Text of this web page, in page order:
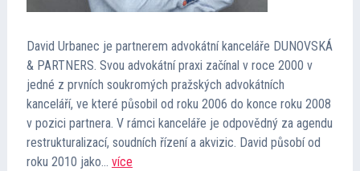
David Urbanec je partnerem advokátní kanceláře DUNOVSKÁ
& PARTNERS. Svou advokátní praxi začínal v roce 2000 v
jedné z prvních soukromých pražských advokátních
kanceláří, ve které působil od roku 2006 do konce roku 2008
v pozici partnera. V rámci kanceláře je odpovědný za agendu
restrukturalizací, soudních řízení a akvizic. David působí od
roku 2010 jako… více